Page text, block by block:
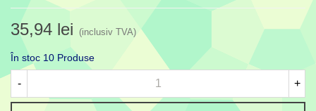
35,94 lei (inclusiv TVA)
În stoc 10 Produse
- +